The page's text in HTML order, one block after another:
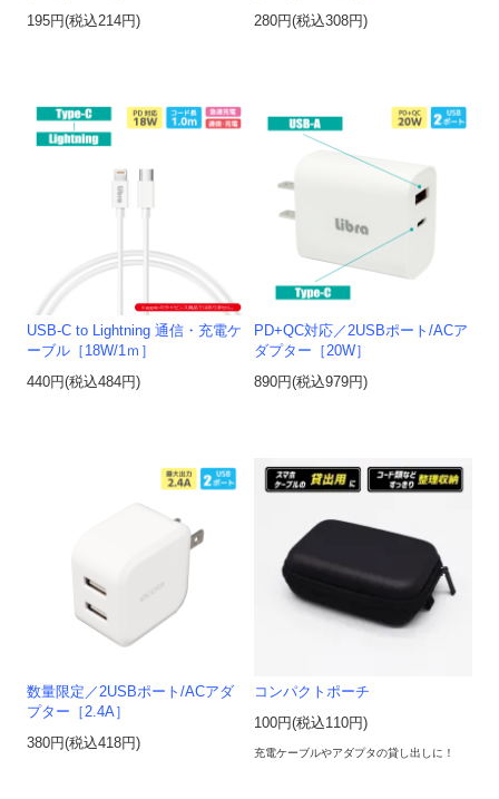
195円(税込214円)
280円(税込308円)
USB-C to Lightning 通信・充電ケ
ーブル［18W/1ｍ］
440円(税込484円)
PD+QC対応／2USBポート/ACア
ダプター［20W］
890円(税込979円)
数量限定／2USBポート/ACアダ
プター［2.4A］
380円(税込418円)
コンパクトポーチ
100円(税込110円)
充電ケーブルやアダプタの貸し出しに！